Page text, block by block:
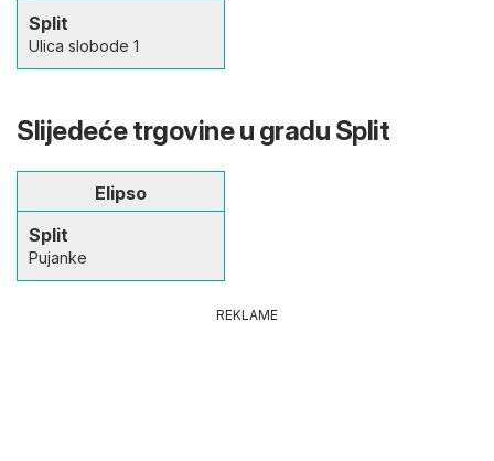
Split
Ulica slobode 1
Slijedeće trgovine u gradu Split
Elipso
Split
Pujanke
REKLAME